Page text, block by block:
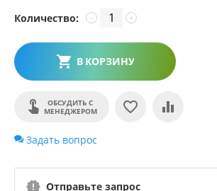
Количество: +
−
В КОРЗИНУ
ОБСУДИТЬ С
МЕНЕДЖЕРОМ
Задать вопрос
Отправьте запрос